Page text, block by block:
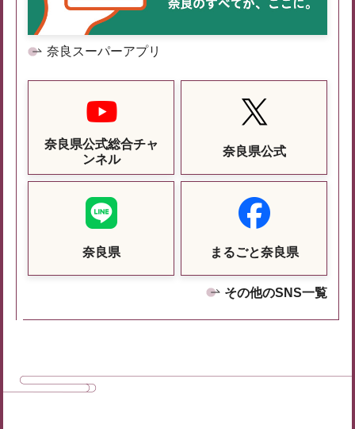
奈良スーパーアプリ
奈良県公式総合チャ
ンネル
奈良県公式
奈良県 まるごと奈良県
その他のSNS一覧